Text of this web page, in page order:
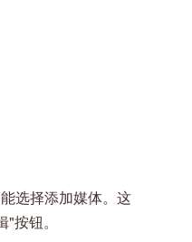
选择添加媒体。这
按钮。